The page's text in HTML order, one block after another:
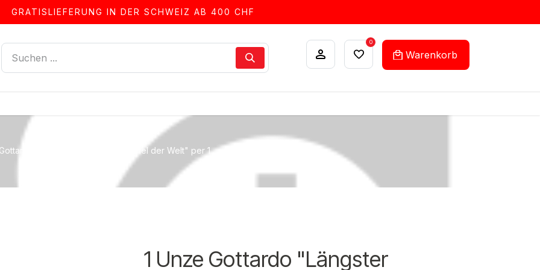
GRATISLIEFERUNG IN DER SCHWEIZ AB 400 CHF
0
Warenkorb
"Längster Eisenbahn-Tunnel der Welt" per 1
1 Unze Gottardo "Längster